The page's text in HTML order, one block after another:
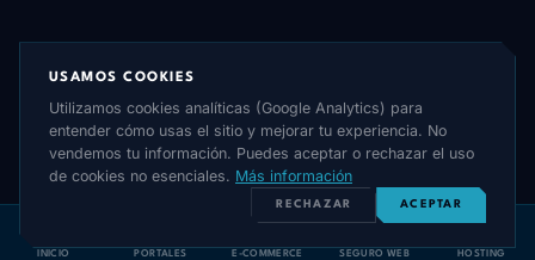
INICIO PORTALES E-COMMERCE SEGURO WEB HOSTING
USAMOS COOKIES
Utilizamos cookies analíticas (Google Analytics) para
entender cómo usas el sitio y mejorar tu experiencia. No
vendemos tu información. Puedes aceptar o rechazar el uso
de cookies no esenciales. Más información
RECHAZAR ACEPTAR